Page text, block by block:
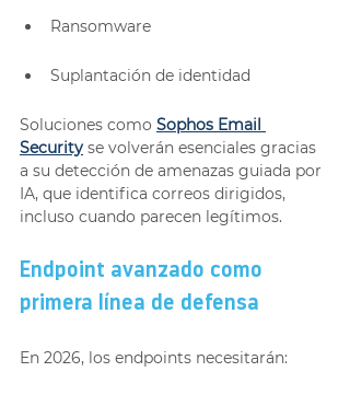
Ransomware
Suplantación de identidad
Soluciones como Sophos Email
Security se volverán esenciales gracias
a su detección de amenazas guiada por
IA, que identifica correos dirigidos,
incluso cuando parecen legítimos.
Endpoint avanzado como
primera línea de defensa
En 2026, los endpoints necesitarán: